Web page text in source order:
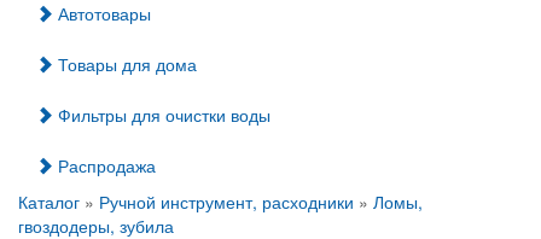
Автотовары
Товары для дома
Фильтры для очистки воды
Распродажа
Каталог » Ручной инструмент, расходники » Ломы,
гвоздодеры, зубила